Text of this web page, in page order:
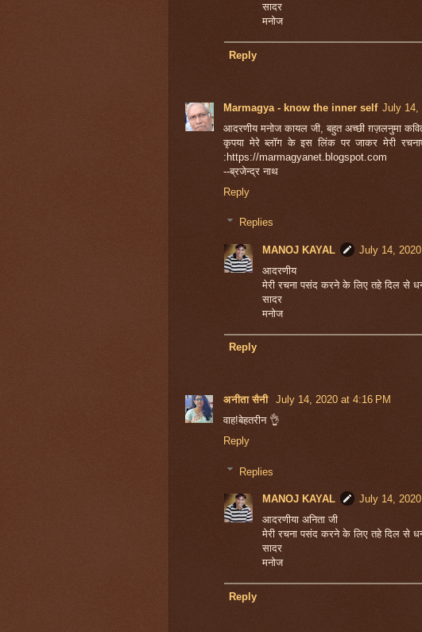
सादर
मनोज
Reply
Marmagya - know the inner self July 14,
आदरणीय मनोज कायल जी, बहुत अच्छी ग़ज़लनुमा
कृपया मेरे ब्लॉग के इस लिंक पर जाकर मेरी
:https://marmagyanet.blogspot.com
--ब्रजेन्द्र नाथ
Reply
Replies
MANOJ KAYAL
July 14,
आदरणीय
मेरी रचना पसंद करने के लिए तहे दिल से
सादर
मनोज
Reply
अनीता सैनी July 14, 2020 at 4:16 PM
वाह!बेहतरीन 👌
Reply
Replies
MANOJ KAYAL
July 14,
आदरणीया अनिता जी
मेरी रचना पसंद करने के लिए तहे दिल से
सादर
मनोज
Reply